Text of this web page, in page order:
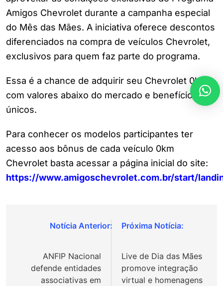
Amigos Chevrolet durante a campanha especial
do Mês das Mães. A iniciativa oferece descontos
diferenciados na compra de veículos Chevrolet,
exclusivos para quem faz parte do programa.
Essa é a chance de adquirir seu Chevrolet 0km
com valores abaixo do mercado e benefícios
únicos.
Para conhecer os modelos participantes ter
acesso aos bônus de cada veículo 0km
Chevrolet basta acessar a página inicial do site:
https://www.amigoschevrolet.com.br/start/
Navegação
Post
ANFIP Nacional
defende entidades
associativas em
Live de Dia das Mães
promove integração
virtual e homenagens